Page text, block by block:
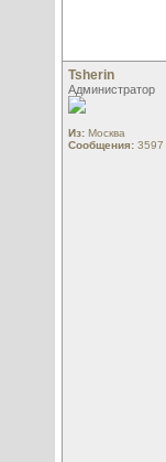
Tsherin
Администратор
Из: Москва
Сообщения: 3597